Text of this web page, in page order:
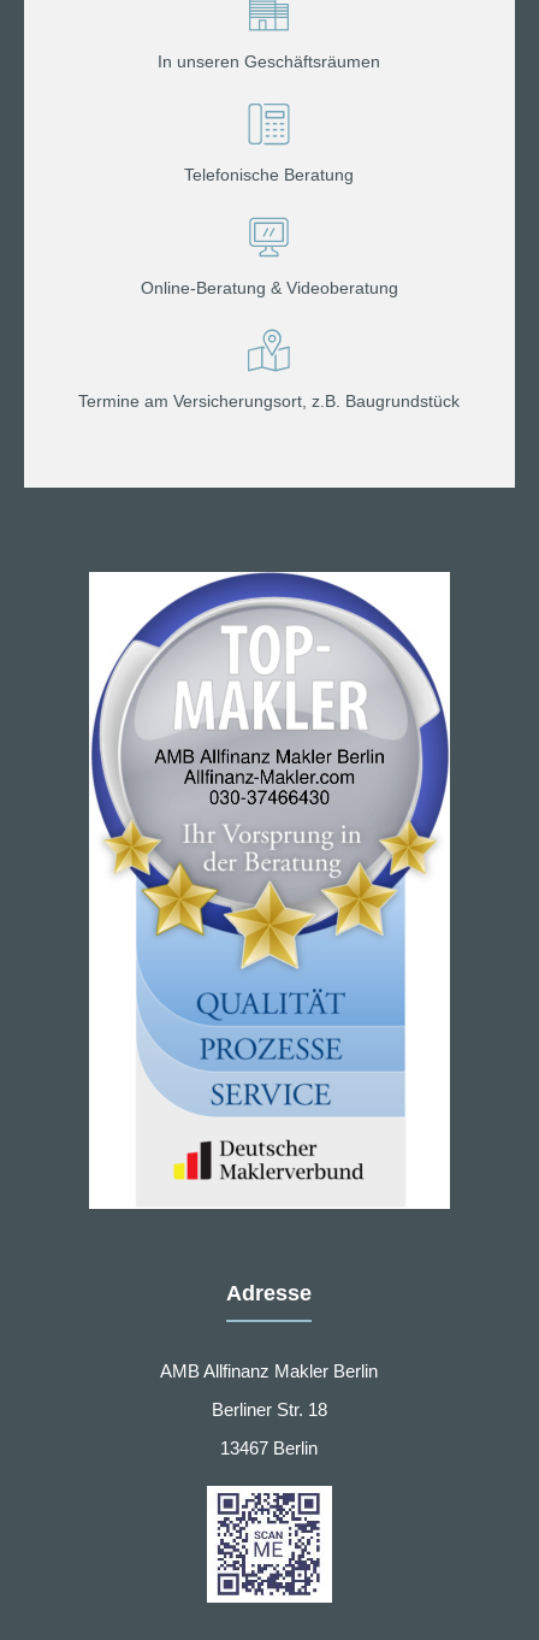
In unseren Geschäftsräumen
Telefonische Beratung
Online-Beratung & Videoberatung
Termine am Versicherungsort, z.B. Baugrundstück
Adresse
AMB Allfinanz Makler Berlin
Berliner Str. 18
13467 Berlin